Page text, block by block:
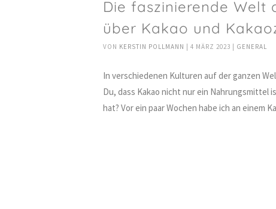
Die faszinierende Welt
über Kakao und
VON KERSTIN POLLMANN 4 MÄRZ 2023 GENERAL
In verschiedenen Kulturen auf der ganzen
Du, dass Kakao nicht nur ein
hat? Vor ein paar Wochen habe ich an einem